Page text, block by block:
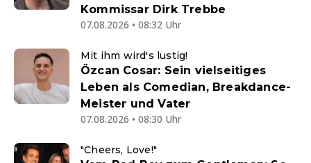
Kommissar Dirk Trebbe
07.08.2026 • 08:32 Uhr
Mit ihm wird's lustig!
Özcan Cosar: Sein vielseitiges
Leben als Comedian, Breakdance-
Meister und Vater
07.08.2026 • 08:30 Uhr
"Cheers, Love!"